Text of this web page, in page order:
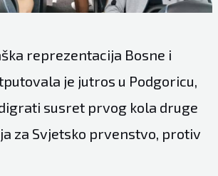
reprezentacija Bosne i
je jutros u Podgoricu,
susret prvog kola druge
za Svjetsko prvenstvo, protiv